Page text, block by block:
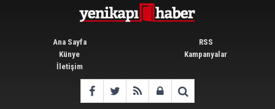
Ana Sayfa
Künye
İletişim
RSS
Kampanyalar